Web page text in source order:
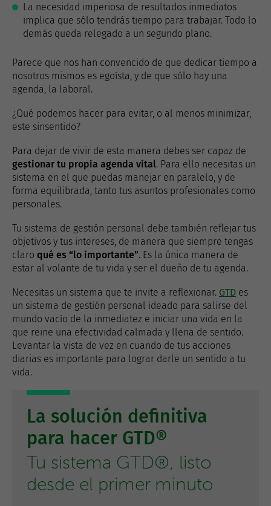
La necesidad imperiosa de resultados inmediatos
implica que sólo tendrás tiempo para trabajar. Todo lo
demás queda relegado a un segundo plano.
Parece que nos han convencido de que dedicar tiempo a
nosotros mismos es egoísta, y de que sólo hay una
agenda, la laboral.
¿Qué podemos hacer para evitar, o al menos minimizar,
este sinsentido?
Para dejar de vivir de esta manera debes ser capaz de
gestionar tu propia agenda vital. Para ello necesitas un
sistema en el que puedas manejar en paralelo, y de
forma equilibrada, tanto tus asuntos profesionales como
personales.
Tu sistema de gestión personal debe también reflejar tus
objetivos y tus intereses, de manera que siempre tengas
claro qué es “lo importante”. Es la única manera de
estar al volante de tu vida y ser el dueño de tu agenda.
Necesitas un sistema que te invite a reflexionar. GTD es
un sistema de gestión personal ideado para salirse del
mundo vacío de la inmediatez e iniciar una vida en la
que reine una efectividad calmada y llena de sentido.
Levantar la vista de vez en cuando de tus acciones
diarias es importante para lograr darle un sentido a tu
vida.
La solución definitiva
para hacer GTD®
Tu sistema GTD®, listo
desde el primer minuto